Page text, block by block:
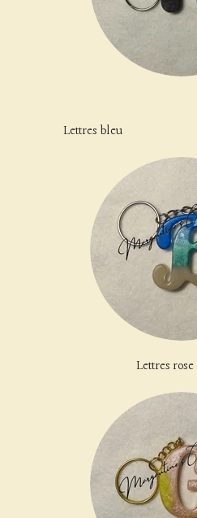
Lettres bleu
Lettres rose